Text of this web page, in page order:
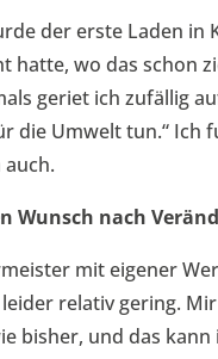
der erste Laden
hatte, wo das schon
geriet ich zufällig
die Umwelt tun.“ Ich
Wunsch nach
mit eigener
relativ gering.
bisher, und das